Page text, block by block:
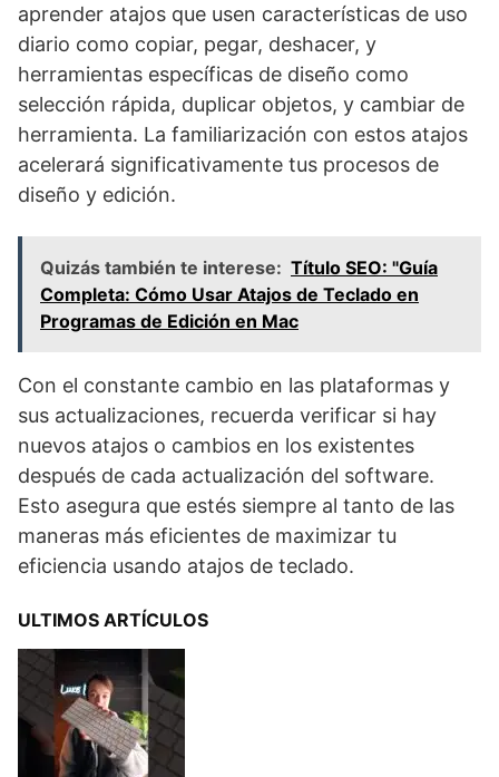
aprender atajos que usen características de uso
diario como copiar, pegar, deshacer, y
herramientas específicas de diseño como
selección rápida, duplicar objetos, y cambiar de
herramienta. La familiarización con estos atajos
acelerará significativamente tus procesos de
diseño y edición.
Quizás también te interese: Título SEO: "Guía
Completa: Cómo Usar Atajos de Teclado en
Programas de Edición en Mac
Con el constante cambio en las plataformas y
sus actualizaciones, recuerda verificar si hay
nuevos atajos o cambios en los existentes
después de cada actualización del software.
Esto asegura que estés siempre al tanto de las
maneras más eficientes de maximizar tu
eficiencia usando atajos de teclado.
ULTIMOS ARTÍCULOS